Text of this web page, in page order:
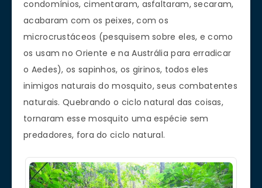
condomínios, cimentaram, asfaltaram, secaram,
acabaram com os peixes, com os
microcrustáceos (pesquisem sobre eles, e como
os usam no Oriente e na Austrália para erradicar
o Aedes), os sapinhos, os girinos, todos eles
inimigos naturais do mosquito, seus combatentes
naturais. Quebrando o ciclo natural das coisas,
tornaram esse mosquito uma espécie sem
predadores, fora do ciclo natural.